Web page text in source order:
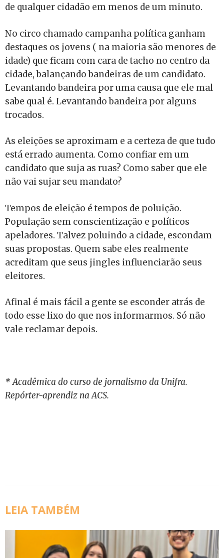
de qualquer cidadão em menos de um minuto.
No circo chamado campanha política ganham
destaques os jovens ( na maioria são menores de
idade) que ficam com cara de tacho no centro da
cidade, balançando bandeiras de um candidato.
Levantando bandeira por uma causa que ele mal
sabe qual é. Levantando bandeira por alguns
trocados.
As eleições se aproximam e a certeza de que tudo
está errado aumenta. Como confiar em um
candidato que suja as ruas? Como saber que ele
não vai sujar seu mandato?
Tempos de eleição é tempos de poluição.
População sem conscientização e políticos
apeladores. Talvez poluindo a cidade, escondam
suas propostas. Quem sabe eles realmente
acreditam que seus jingles influenciarão seus
eleitores.
Afinal é mais fácil a gente se esconder atrás de
todo esse lixo do que nos informarmos. Só não
vale reclamar depois.
* Acadêmica do curso de jornalismo da Unifra.
Repórter-aprendiz na ACS.
LEIA TAMBÉM